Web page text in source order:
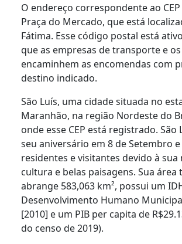
O endereço correspondente ao CEP
Praça do Mercado, que está
Fátima. Esse código postal está
que as empresas de transporte e
encaminhem as encomendas com
destino indicado.
São Luís, uma cidade situada no
Maranhão, na região Nordeste do
onde esse CEP está registrado. São
seu aniversário em 8 de Setembro
residentes e visitantes devido à sua
cultura e belas paisagens. Sua
abrange 583,063 km², possui um
Desenvolvimento Humano
[2010] e um PIB per capita de
do censo de 2019).